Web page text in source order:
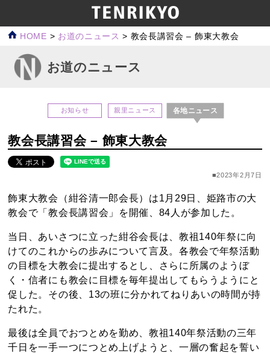
HOME > お道のニュース > 教会長講習会 – 飾東大教会
お道のニュース
お知らせ 親里ニュース 各地ニュース
教会長講習会 – 飾東大教会
■2023年2月7日
飾東大教会（紺谷清一郎会長）は1月29日、姫路市の大
教会で「教会長講習会」を開催、84人が参加した。
当日、あいさつに立った紺谷会長は、教祖140年祭に向
けてのこれからの歩みについて言及。各教会で年祭活動
の目標を大教会に提出するとし、さらに所属のようぼ
く・信者にも教会に目標を毎年提出してもらうようにと
促した。その後、13の班に分かれてねりあいの時間が持
たれた。
最後は全員でおつとめを勤め、教祖140年祭活動の三年
千日を一手一つにつとめ上げようと、一層の奮起を誓い